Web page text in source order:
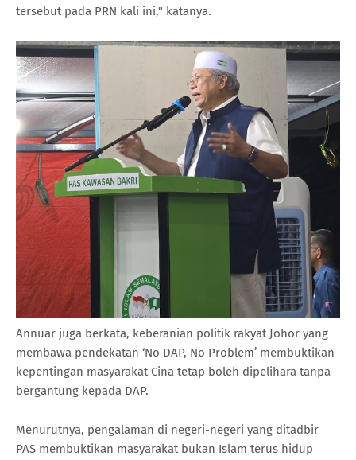
tersebut pada PRN kali ini," katanya.
Annuar juga berkata, keberanian politik rakyat Johor yang
membawa pendekatan ‘No DAP, No Problem’ membuktikan
kepentingan masyarakat Cina tetap boleh dipelihara tanpa
bergantung kepada DAP.
Menurutnya, pengalaman di negeri-negeri yang ditadbir
PAS membuktikan masyarakat bukan Islam terus hidup